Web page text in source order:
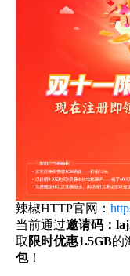
辣椒HTTP官网：
当前通过邀请码：
取 限时优惠1.5GB的
包！